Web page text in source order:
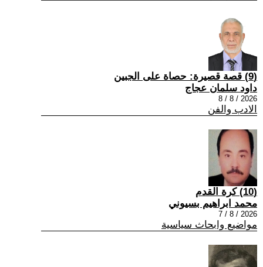
(9) قصة قصيرة: حصاة على الجبين
داود سلمان عجاج
2026 / 8 / 8
الادب والفن
(10) كرة القدم
محمد ابراهيم بسيوني
2026 / 8 / 7
مواضيع وابحاث سياسية